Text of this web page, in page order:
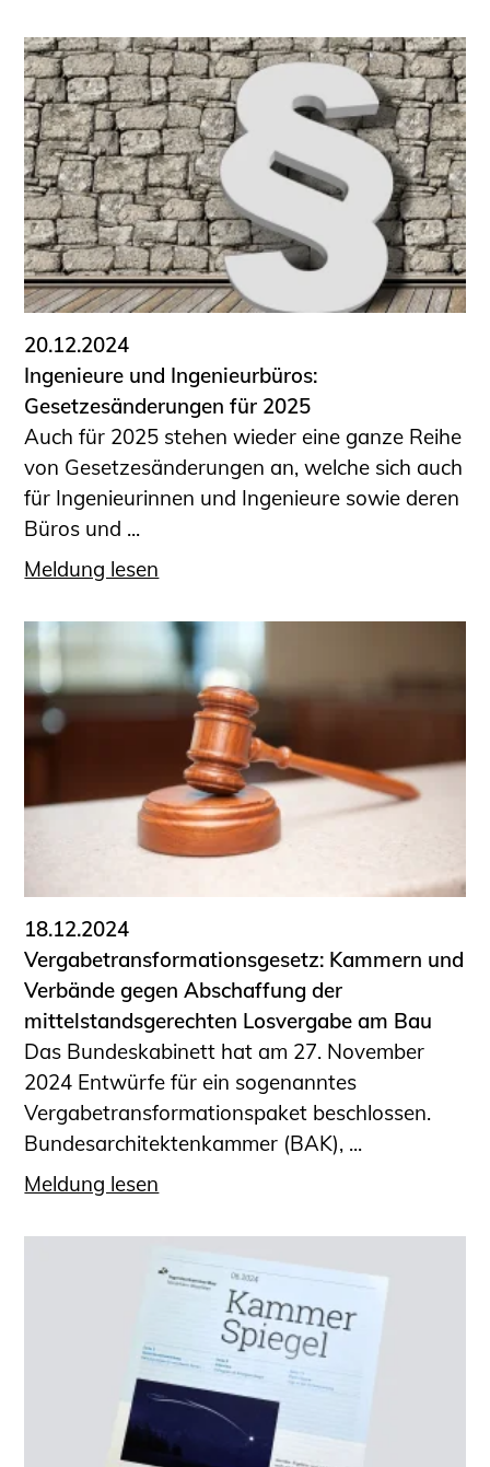
20.12.2024
Ingenieure und Ingenieurbüros:
Gesetzesänderungen für 2025
Auch für 2025 stehen wieder eine ganze Reihe
von Gesetzesänderungen an, welche sich auch
für Ingenieurinnen und Ingenieure sowie deren
Büros und ...
Meldung lesen
18.12.2024
Vergabetransformationsgesetz: Kammern und
Verbände gegen Abschaffung der
mittelstandsgerechten Losvergabe am Bau
Das Bundeskabinett hat am 27. November
2024 Entwürfe für ein sogenanntes
Vergabetransformationspaket beschlossen.
Bundesarchitektenkammer (BAK), ...
Meldung lesen